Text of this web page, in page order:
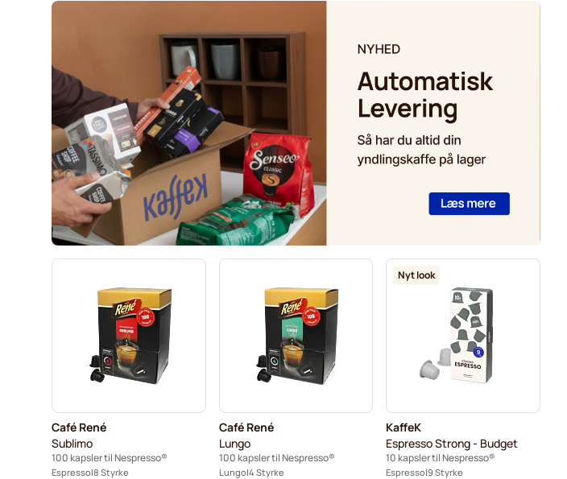
Café René
Sublimo
100 kapsler til Nespresso®
Espresso 8 Styrke
Café René
Lungo
100 kapsler til Nespresso®
Lungo 4 Styrke
Nyt look
KaffeK
Espresso Strong - Budget
10 kapsler til Nespresso®
Espresso 9 Styrke